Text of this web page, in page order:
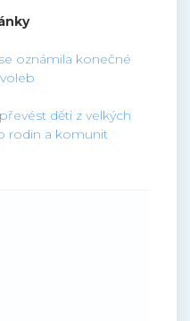
oznámila konečné
děti z velkých
rodin a komunit